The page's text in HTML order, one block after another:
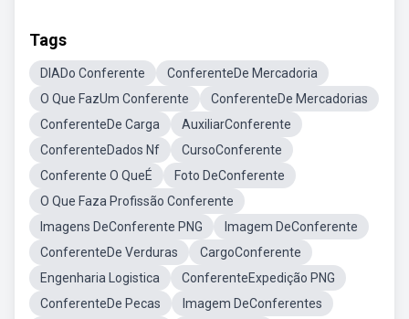
Tags
DIADo Conferente
ConferenteDe Mercadoria
O Que FazUm Conferente
ConferenteDe Mercadorias
ConferenteDe Carga
AuxiliarConferente
ConferenteDados Nf
CursoConferente
Conferente O QueÉ
Foto DeConferente
O Que Faza Profissão Conferente
Imagens DeConferente PNG
Imagem DeConferente
ConferenteDe Verduras
CargoConferente
Engenharia Logistica
ConferenteExpedição PNG
ConferenteDe Pecas
Imagem DeConferentes